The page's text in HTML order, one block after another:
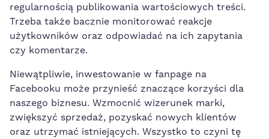
regularnością ⁣publikowania wartościowych treści.
Trzeba także bacznie monitorować reakcje⁤
użytkowników oraz odpowiadać⁢ na ich zapytania
czy komentarze.
Niewątpliwie, inwestowanie‍ w fanpage ‌na
Facebooku może przynieść⁢ znaczące korzyści dla
naszego biznesu. ​Wzmocnić wizerunek marki,
zwiększyć sprzedaż, pozyskać nowych klientów
oraz utrzymać istniejących. Wszystko to czyni tę